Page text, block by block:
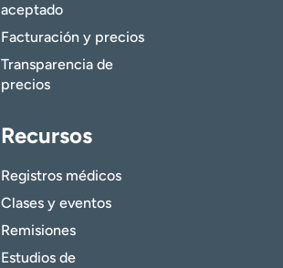
aceptado
Facturación y precios
Transparencia de
precios
Recursos
Registros médicos
Clases y eventos
Remisiones
Estudios de